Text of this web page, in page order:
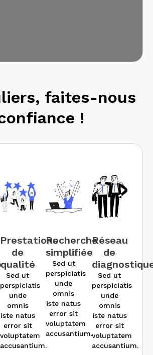
faites-nous
!
Prestations
de
qualité
Sed ut
perspiciatis
unde
omnis
iste natus
error sit
voluptatem
accusantium.
Recherche
simplifiée
Sed ut
perspiciatis
unde
omnis
iste natus
error sit
voluptatem
accusantium.
Réseau
de
Sed ut
perspiciatis
unde
omnis
iste natus
error sit
voluptatem
accusantium.